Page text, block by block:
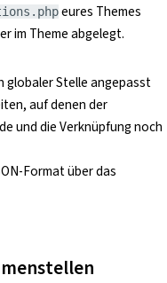
eures Themes
im Theme abgelegt.
globaler Stelle angepasst
auf denen der
und die Verknüpfung noch
Format über das